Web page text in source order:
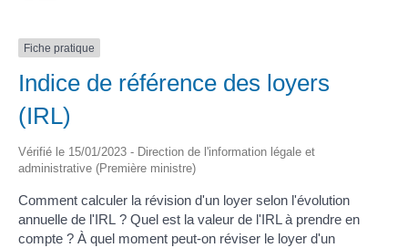
Fiche pratique
Indice de référence des loyers
(IRL)
Vérifié le 15/01/2023 - Direction de l'information légale et
administrative (Première ministre)
Comment calculer la révision d'un loyer selon l'évolution
annuelle de l'IRL ? Quel est la valeur de l'IRL à prendre en
compte ? À quel moment peut-on réviser le loyer d'un